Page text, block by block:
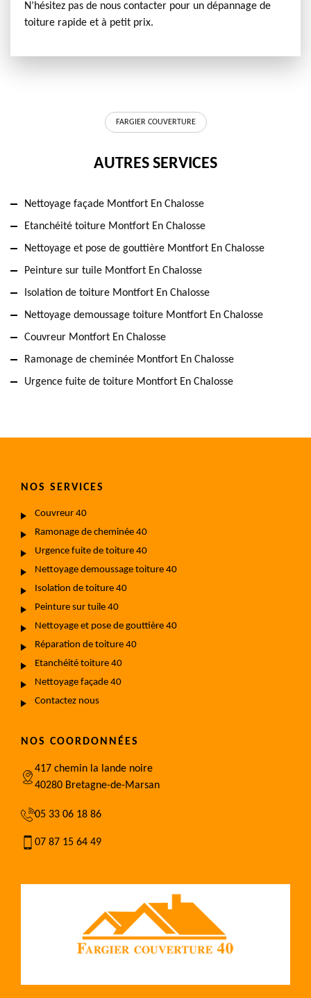
N’hésitez pas de nous contacter pour un dépannage de
toiture rapide et à petit prix.
FARGIER COUVERTURE
AUTRES SERVICES
Nettoyage façade Montfort En Chalosse
Etanchéité toiture Montfort En Chalosse
Nettoyage et pose de gouttière Montfort En Chalosse
Peinture sur tuile Montfort En Chalosse
Isolation de toiture Montfort En Chalosse
Nettoyage demoussage toiture Montfort En Chalosse
Couvreur Montfort En Chalosse
Ramonage de cheminée Montfort En Chalosse
Urgence fuite de toiture Montfort En Chalosse
NOS SERVICES
Couvreur 40
Ramonage de cheminée 40
Urgence fuite de toiture 40
Nettoyage demoussage toiture 40
Isolation de toiture 40
Peinture sur tuile 40
Nettoyage et pose de gouttière 40
Réparation de toiture 40
Etanchéité toiture 40
Nettoyage façade 40
Contactez nous
NOS COORDONNÉES
417 chemin la lande noire
40280 Bretagne-de-Marsan
05 33 06 18 86
07 87 15 64 49